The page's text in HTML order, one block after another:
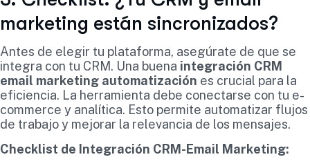
marketing están sincronizados?
Antes de elegir tu plataforma, asegúrate de que se
integra con tu CRM. Una buena integración CRM
email marketing automatización es crucial para la
eficiencia. La herramienta debe conectarse con tu e-
commerce y analítica. Esto permite automatizar flujos
de trabajo y mejorar la relevancia de los mensajes.
Checklist de Integración CRM-Email Marketing: